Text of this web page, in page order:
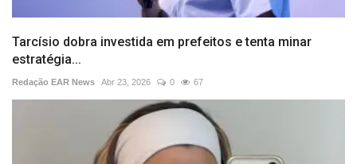
Tarcísio dobra investida em prefeitos e tenta minar
estratégia...
Redação EAR News Abr 23, 2026 0 67